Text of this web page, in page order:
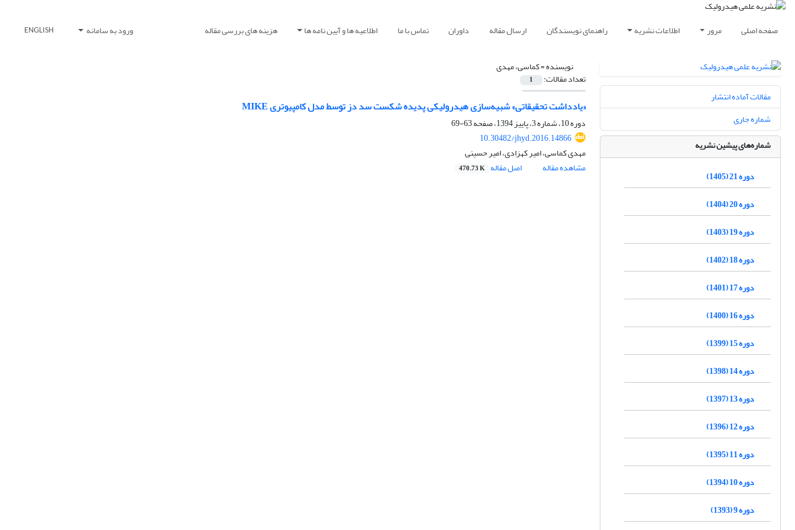
صفحه اصلی مرور اطلاعات نشریه راهنمای نویسندگان ارسال مقاله داوران تماس با ما اطلاعیه ها و آیین نامه ها هزینه های بررسی مقاله ورود به سامانه ENGLISH
نویسنده =کماسی، مهدی
تعداد مقالات: 1
«یادداشت تحقیقاتی» شبیه‌سازی هیدرولیکی پدیده شکست سد دز توسط مدل کامپیوتری MIKE
دوره 10، شماره 3، پاییز 1394، صفحه
63-69
10.30482/jhyd.2016.14866
مهدی کماسی، امیر کهزادی، امیر حسینی
مشاهده مقاله
اصل مقاله 470.73 K
مقالات آماده انتشار
شماره جاری
شماره‌های پیشین نشریه
دوره 21 (1405)
دوره 20 (1404)
دوره 19 (1403)
دوره 18 (1402)
دوره 17 (1401)
دوره 16 (1400)
دوره 15 (1399)
دوره 14 (1398)
دوره 13 (1397)
دوره 12 (1396)
دوره 11 (1395)
دوره 10 (1394)
دوره 9 (1393)